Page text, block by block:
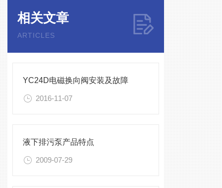
相关文章
ARTICLES
YC24D电磁换向阀安装及故障
2016-11-07
液下排污泵产品特点
2009-07-29